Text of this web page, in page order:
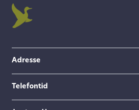
Adresse
Telefontid